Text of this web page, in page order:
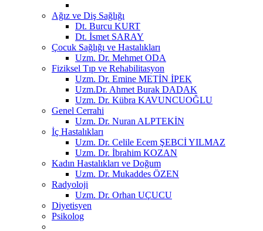
Ağız ve Diş Sağlığı
Dt. Burcu KURT
Dt. İsmet SARAY
Çocuk Sağlığı ve Hastalıkları
Uzm. Dr. Mehmet ODA
Fiziksel Tıp ve Rehabilitasyon
Uzm. Dr. Emine METİN İPEK
Uzm.Dr. Ahmet Burak DADAK
Uzm. Dr. Kübra KAVUNCUOĞLU
Genel Cerrahi
Uzm. Dr. Nuran ALPTEKİN
İç Hastalıkları
Uzm. Dr. Celile Ecem ŞEBCİ YILMAZ
Uzm. Dr. İbrahim KOZAN
Kadın Hastalıkları ve Doğum
Uzm. Dr. Mukaddes ÖZEN
Radyoloji
Uzm. Dr. Orhan UÇUCU
Diyetisyen
Psikolog